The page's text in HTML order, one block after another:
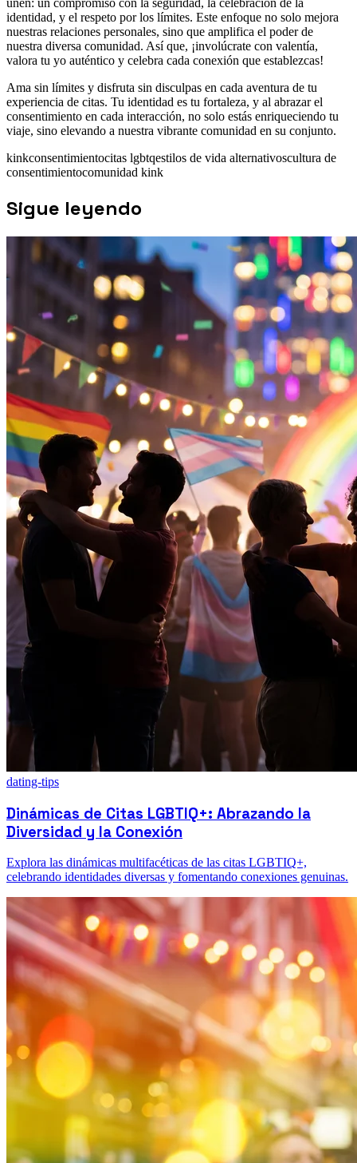
unen: un compromiso con la seguridad, la celebración de la
identidad, y el respeto por los límites. Este enfoque no solo mejora
nuestras relaciones personales, sino que amplifica el poder de
nuestra diversa comunidad. Así que, ¡involúcrate con valentía,
valora tu yo auténtico y celebra cada conexión que establezcas!
Ama sin límites y disfruta sin disculpas en cada aventura de tu
experiencia de citas. Tu identidad es tu fortaleza, y al abrazar el
consentimiento en cada interacción, no solo estás enriqueciendo tu
viaje, sino elevando a nuestra vibrante comunidad en su conjunto.
kinkconsentimientocitas lgbtqestilos de vida alternativoscultura de
consentimientocomunidad kink
Sigue leyendo
dating-tips
Dinámicas de Citas LGBTIQ+: Abrazando la
Diversidad y la Conexión
Explora las dinámicas multifacéticas de las citas LGBTIQ+,
celebrando identidades diversas y fomentando conexiones genuinas.